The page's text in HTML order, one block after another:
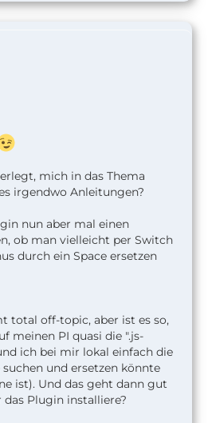
mich in das Thema
irgendwo Anleitungen?
nun aber mal einen
ob man vielleicht per Switch
durch ein Space ersetzen
total off-topic, aber ist es so,
meinen PI quasi die ".js-
ich bei mir lokal einfach die
und ersetzen könnte
ist). Und das geht dann gut
Plugin installiere?